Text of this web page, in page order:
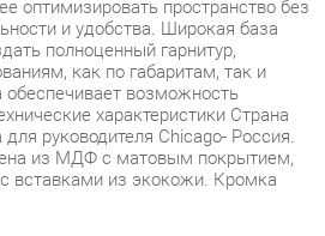
руководителя Chicago- Россия.
из МДФ с матовым покрытием,
из экокожи. Кромка
фото, исчерпывающей информации
а также отзывам
«Спальни-Екатеринбург» купить